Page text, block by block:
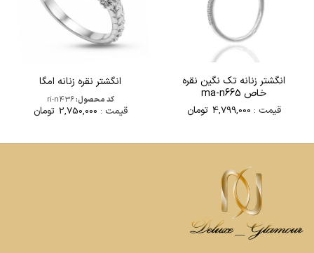
انگشتر زنانه تک نگین نقره
خاص ma-n665
قیمت : 4,799,000 تومان
انگشتر نقره زنانه امگا
کد محصول:ri-n436
قیمت : 2,750,000 تومان